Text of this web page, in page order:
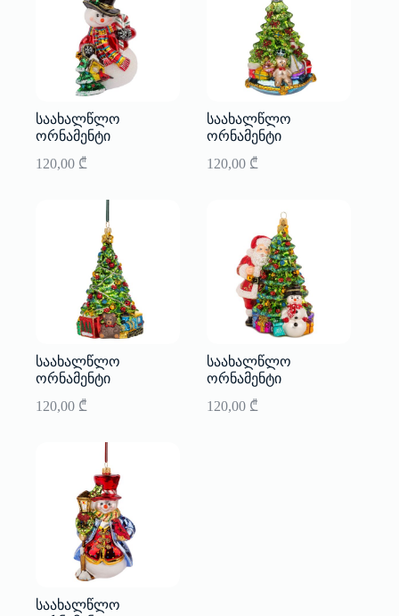
საახალწლო
ორნამენტი
120,00 ₾
საახალწლო
ორნამენტი
120,00 ₾
საახალწლო
ორნამენტი
120,00 ₾
საახალწლო
ორნამენტი
120,00 ₾
საახალწლო